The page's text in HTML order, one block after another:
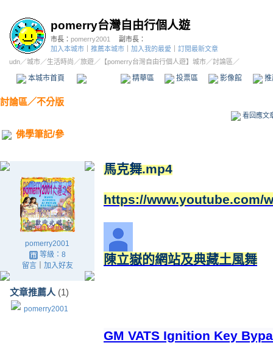
pomerry台灣自由行個人遊
市長： pomerry2001
副市長：
加入本城市
推薦本城市 加入我的最愛
訂閱最新文章
udn／城市／生活時尚 ／旅遊／ 【pomerry台灣自由行個人遊】城市／討論區／
本城市首頁 精華區 投票區 影像館
討論區／不分版
看回應文
佛學筆記/參
pomerry2001
等級：8
留言｜ 加入好友
文章推薦人 (1)
pomerry2001
馬克舞.mp4
https://www.youtube.com/
陳立嶽的網站及典藏土風舞
GM VATS Ignition Key